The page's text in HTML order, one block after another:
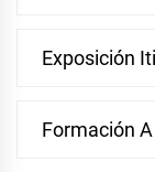
Exposición
Formación